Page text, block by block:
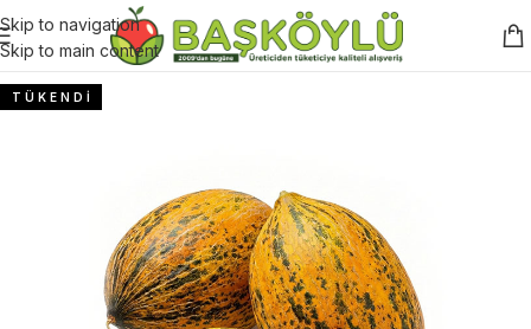
Skip to navigation
Skip to main content
T Ü K E N D İ